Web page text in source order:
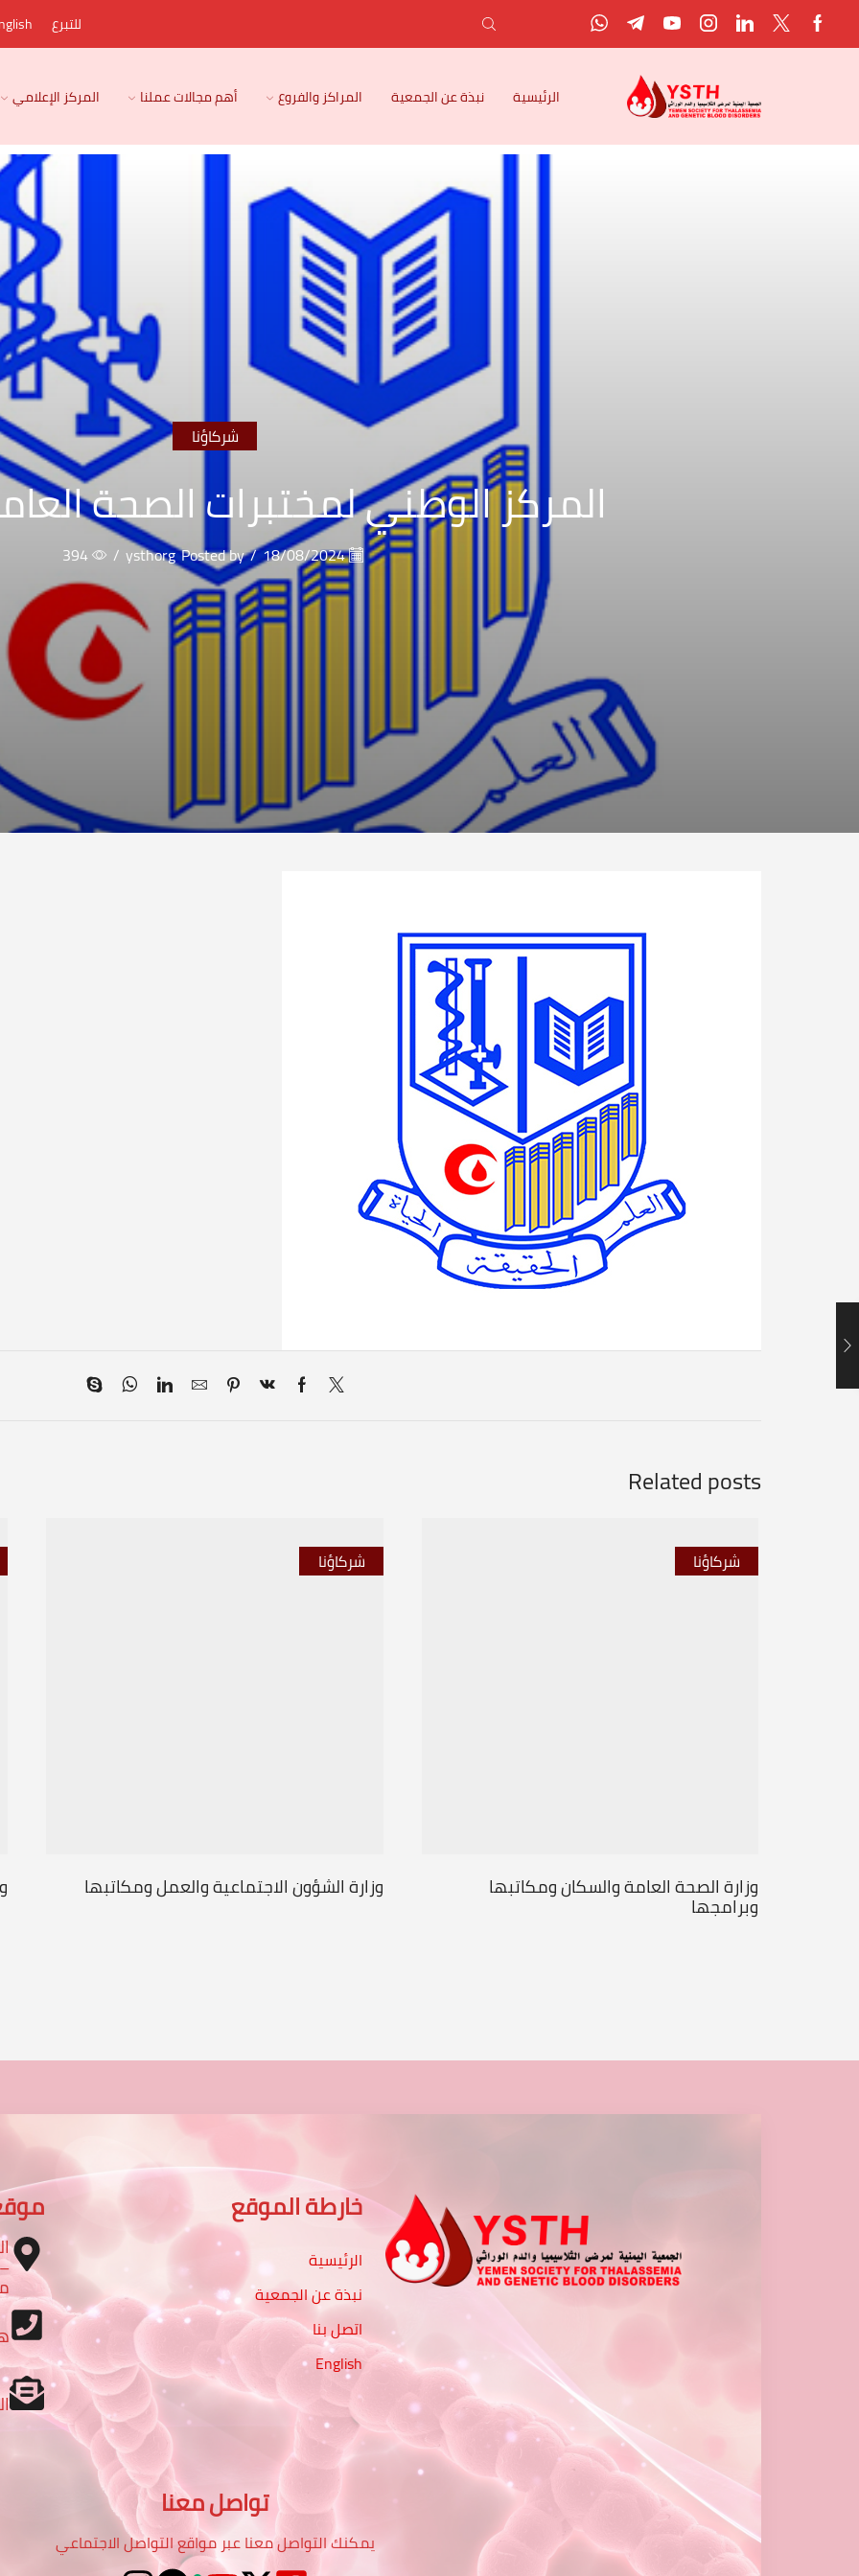
للتبرع
الرئيسية نبذة عن الجمعية المراكز والفروع أهم مجالات عملنا المركز الإعلامي
شركاؤنا
المركز الوطني لمختبرات الصحة
18/08/2024
/
Posted by
ysthorg
/
394
Related posts
شركاؤنا
وزارة الصحة العامة والسكان ومكاتبها
وبرامجها
شركاؤنا
وزارة الشؤون الاجتماعية والعمل ومكاتبها
خارطة الموقع
الرئيسية
نبذة عن الجمعية
اتصل بنا
English
تواصل معنا
يمكنك التواصل معنا عبر مواقع التواصل الاجتماعي